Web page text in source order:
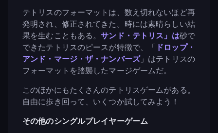
テトリスのフォーマットは、数え切れないほど再
発明され、修正されてきた。時には素晴らしい結
果を生むこともある。サンド・テトリス」は砂で
できたテトリスのピースが特徴で、「 ドロップ・
アンド・マージ・ザ・ナンバーズ」はテトリスの
フォーマットを踏襲したマージゲームだ。
このほかにもたくさんのテトリスゲームがある。
自由に歩き回って、いくつか試してみよう！
その他のシングルプレイヤーゲーム